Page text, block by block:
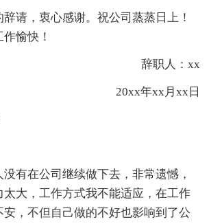
请，衷心感谢。祝公司蒸蒸日上！
愉快！
辞职人：xx
20xx年xx月xx日
有在公司继续做下去，非常遗憾，
太大，工作方式我不能适应，在工作
安，不但自己做的不好也影响到了公